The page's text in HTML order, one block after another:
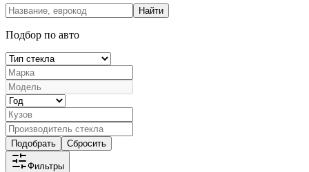
Найти
Подбор по авто
Подобрать Сбросить
Фильтры